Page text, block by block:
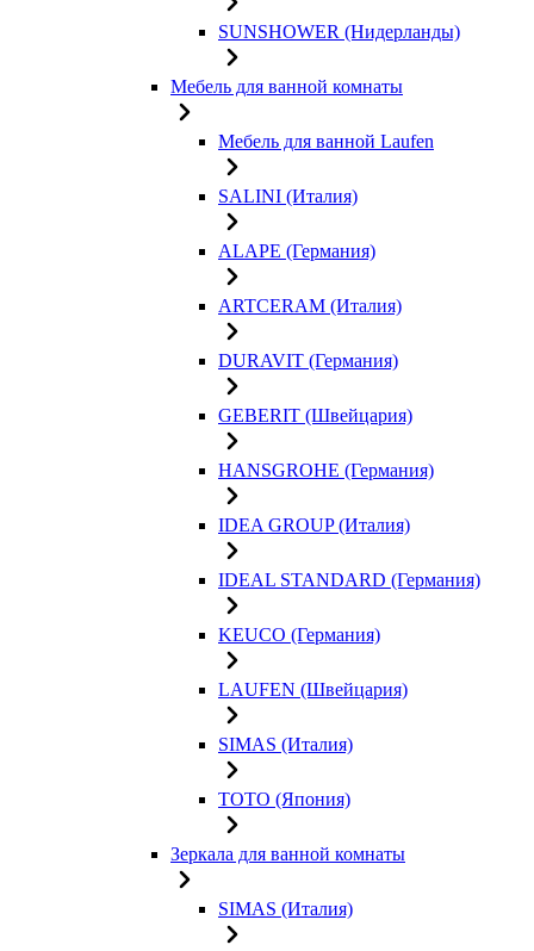
SUNSHOWER (Нидерланды)
Мебель для ванной комнаты
Мебель для ванной Laufen
SALINI (Италия)
ALAPE (Германия)
ARTCERAM (Италия)
DURAVIT (Германия)
GEBERIT (Швейцария)
HANSGROHE (Германия)
IDEA GROUP (Италия)
IDEAL STANDARD (Германия)
KEUCO (Германия)
LAUFEN (Швейцария)
SIMAS (Италия)
TOTO (Япония)
Зеркала для ванной комнаты
SIMAS (Италия)